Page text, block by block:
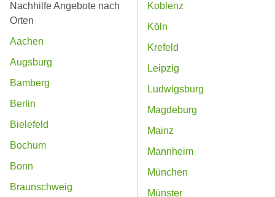
Nachhilfe Angebote nach
Orten
Aachen
Augsburg
Bamberg
Berlin
Bielefeld
Bochum
Bonn
Braunschweig
Koblenz
Köln
Krefeld
Leipzig
Ludwigsburg
Magdeburg
Mainz
Mannheim
München
Münster